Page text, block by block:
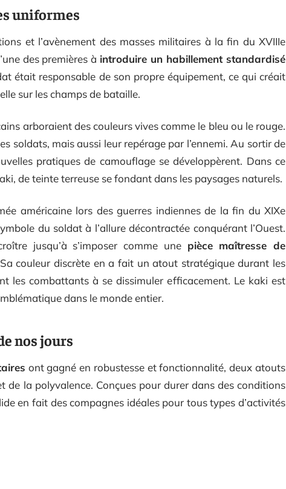
uniformes
et l’avènement des masses militaires à la fin du XVIIIe
des premières à introduire un habillement standardisé
était responsable de son propre équipement, ce qui créait
sur les champs de bataille.
arboraient des couleurs vives comme le bleu ou le rouge.
soldats, mais aussi leur repérage par l’ennemi. Au sortir de
pratiques de camouflage se développèrent. Dans ce
de teinte terreuse se fondant dans les paysages naturels.
américaine lors des guerres indiennes de la fin du XIXe
du soldat à l’allure décontractée conquérant l’Ouest.
jusqu’à s’imposer comme une pièce maîtresse de
couleur discrète en a fait un atout stratégique durant les
les combattants à se dissimuler efficacement. Le kaki est
dans le monde entier.
nos jours
ont gagné en robustesse et fonctionnalité, deux atouts
de la polyvalence. Conçues pour durer dans des conditions
en fait des compagnes idéales pour tous types d’activités